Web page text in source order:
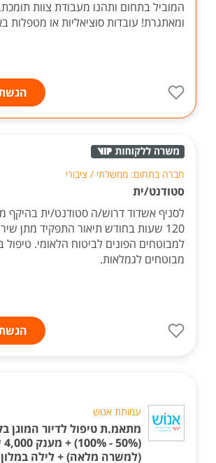
המוביל בתחום ותהנו מעבודת צוות
ומאתגרת! עובדות סוציאליות או מטפלות
חברה בתחום: ממשלתי / ציבורי
סטודנט/ית
120 שעות בחודש תיאור התפקיד מתן
למבוטחים הפונים לביטוח הלאומי. טיפול
מבוטחים לגמלאות.
עמותת אנוש
מתאמ.ת טיפול לדיור המוגן
(למשרה מלאה) + לילה